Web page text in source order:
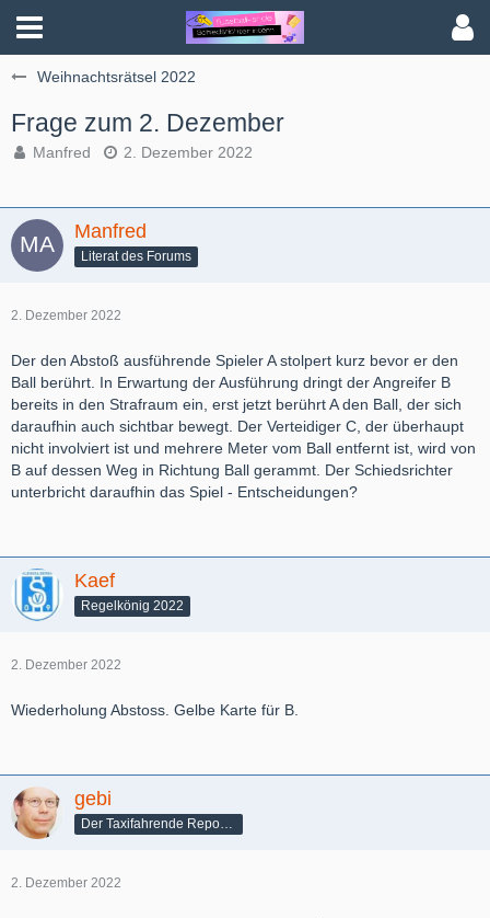
Weihnachtsrätsel 2022
Frage zum 2. Dezember
Manfred 2. Dezember 2022
Manfred
Literat des Forums
2. Dezember 2022
Der den Abstoß ausführende Spieler A stolpert kurz bevor er den
Ball berührt. In Erwartung der Ausführung dringt der Angreifer B
bereits in den Strafraum ein, erst jetzt berührt A den Ball, der sich
daraufhin auch sichtbar bewegt. Der Verteidiger C, der überhaupt
nicht involviert ist und mehrere Meter vom Ball entfernt ist, wird von
B auf dessen Weg in Richtung Ball gerammt. Der Schiedsrichter
unterbricht daraufhin das Spiel - Entscheidungen?
Kaef
Regelkönig 2022
2. Dezember 2022
Wiederholung Abstoss. Gelbe Karte für B.
gebi
2. Dezember 2022